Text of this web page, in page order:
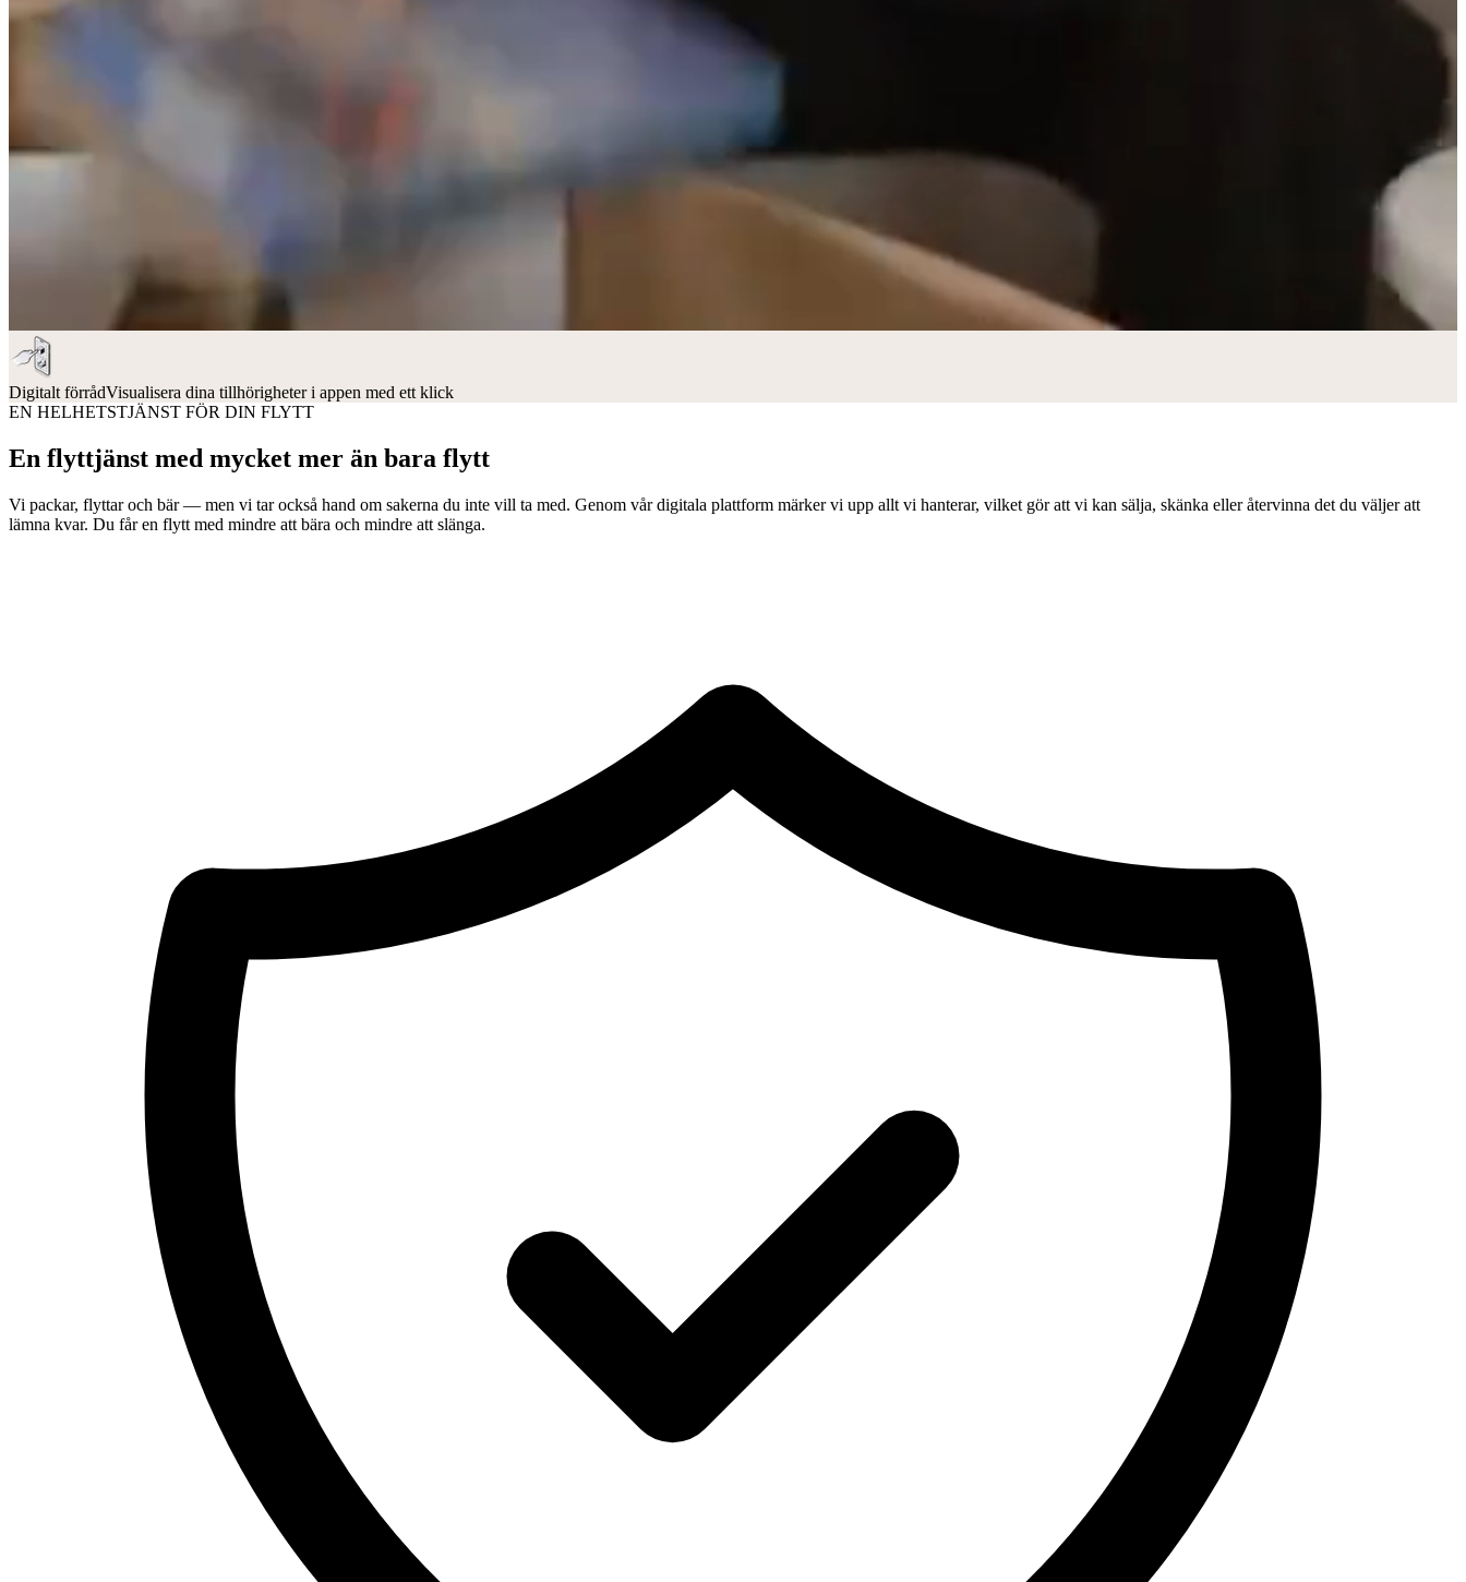
Digitalt förrådVisualisera dina tillhörigheter i appen med ett klick
EN HELHETSTJÄNST FÖR DIN FLYTT
En flyttjänst med mycket mer än bara flytt
Vi packar, flyttar och bär — men vi tar också hand om sakerna du inte vill ta med. Genom vår digitala plattform märker vi upp allt vi hanterar, vilket gör att vi kan sälja, skänka eller återvinna det du väljer att
lämna kvar. Du får en flytt med mindre att bära och mindre att slänga.